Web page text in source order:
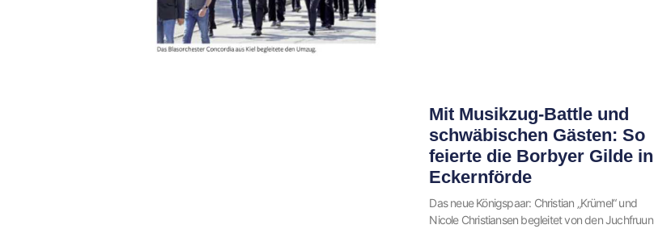
Mit Musikzug-Battle und
schwäbischen Gästen: So
feierte die Borbyer Gilde in
Eckernförde
Das neue Königspaar: Christian „Krümel“ und
Nicole Christiansen begleitet von den Juchfruun